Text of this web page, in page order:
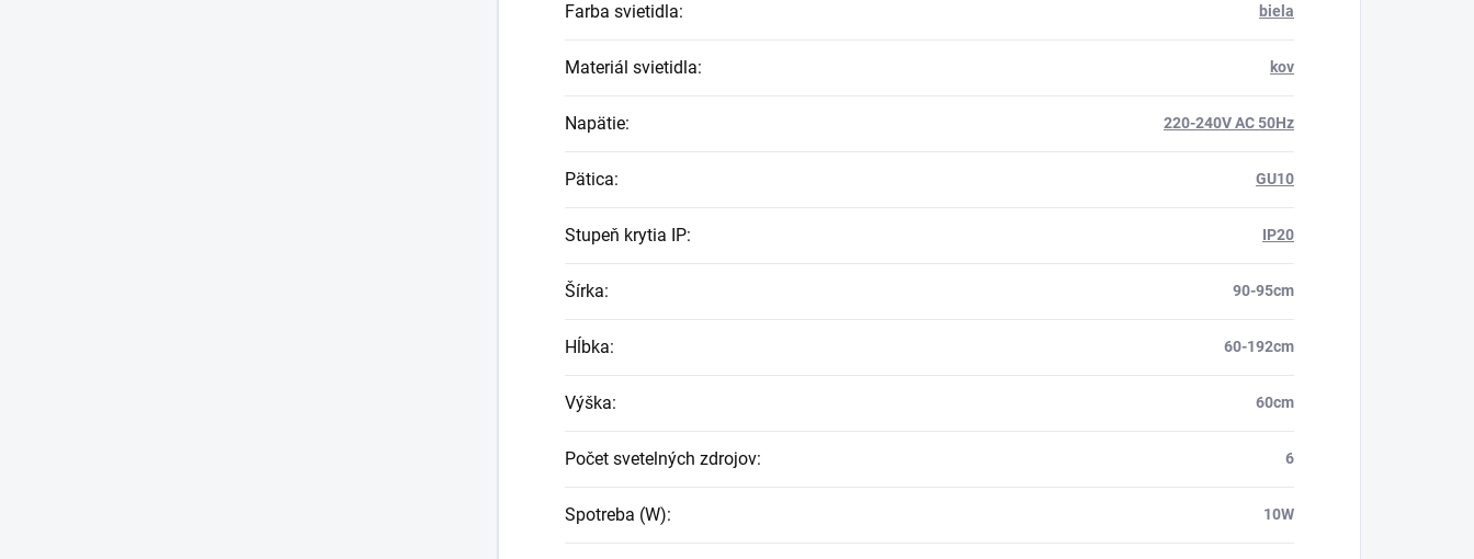
Farba svietidla: biela
Materiál svietidla: kov
Napätie: 220-240V AC 50Hz
Pätica: GU10
Stupeň krytia IP: IP20
Šírka: 90-95cm
Hĺbka: 60-192cm
Výška: 60cm
Počet svetelných zdrojov: 6
Spotreba (W): 10W